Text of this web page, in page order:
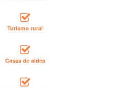
Turismo rural
Casas de aldea